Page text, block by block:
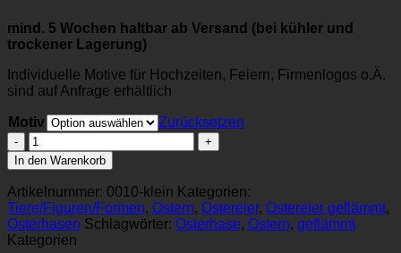
mind. 5 Wochen haltbar ab Versand (bei kühler und
trockener Lagerung)
Individuelle Motive für Hochzeiten, Feiern, Firmenlogos o.Ä.
sind auf Anfrage erhältlich
Motiv
Zurücksetzen
Ostertaler
klein
Menge
In den Warenkorb
Artikelnummer: 0010-klein Kategorien:
Tiere/Figuren/Formen, Ostern, Ostereier, Ostereier geflämmt,
Osterhasen Schlagwörter: Osterhase, Ostern, geflämmt
Kategorien